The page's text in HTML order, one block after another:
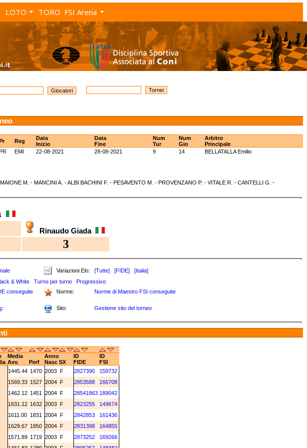
LOTO TORO FSI Arena
Reg
Data
Inizio
Data
Fine
Num
Tur
Num
Gio
Arbitro
Principale
EMI 22-08-2021 28-08-2021 9 14
BELLATALLA Emilio
M. - MANCINI A. - ALBI BACHINI F. - PESAVENTO M. - PROVENZANO P. - VITALE R. - CANTELLI G. -
Rinaudo Giada
3
Variazioni Elo: [Tutte] [FIDE]
[Italia]
& White Turno per turno
Progressivo
conseguite Norme: Norme di Maestro FSI conseguite
Sito: Gestione sito del torneo
Media Anno ID
ID
Avv. Perf Nasc SX FIDE
FSI
1445.44 1470 2003 F 2827390
159732
1569.33 1527 2004 F 2853588
166708
1462.12 1451 2004 F 28541863 189042
1631.12 1632 2003 F 2823255
149674
1611.00 1831 2004 F 2842853
161436
1629.67 1850 2004 F 2831398
164855
1571.89 1719 2003 F 2873252
169266